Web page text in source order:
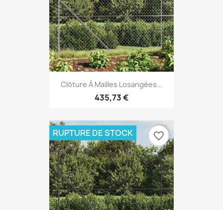
Clôture À Mailles Losangées...
435,73 €
RUPTURE DE STOCK favorite_border